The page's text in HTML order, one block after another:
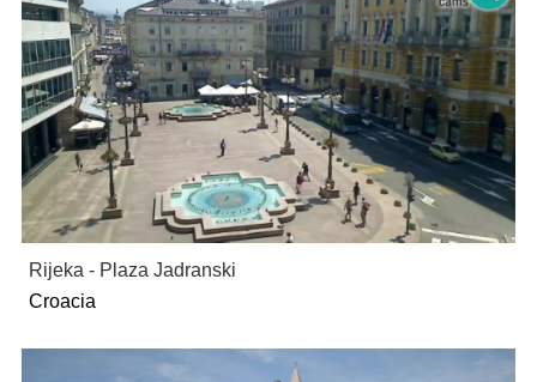
Rijeka - Plaza Jadranski
Croacia